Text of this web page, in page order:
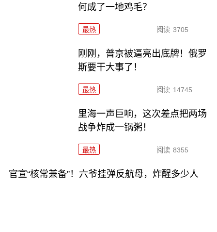
何成了一地鸡毛？
最热 阅读 3705
刚刚，普京被逼亮出底牌！俄罗
斯要干大事了！
最热 阅读 14745
里海一声巨响，这次差点把两场
战争炸成一锅粥！
最热 阅读 8355
官宣“核常兼备”！六爷挂弹反航母，炸醒多少人